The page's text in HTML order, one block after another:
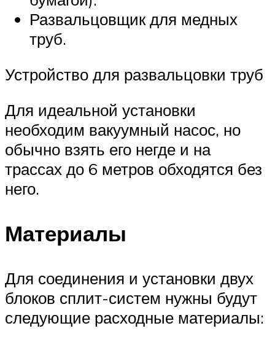
Развальцовщик для медных
труб.
Устройство для развальцовки труб
Для идеальной установки
необходим вакуумный насос, но
обычно взять его негде и на
трассах до 6 метров обходятся без
него.
Материалы
Для соединения и установки двух
блоков сплит-систем нужны будут
следующие расходные материалы: